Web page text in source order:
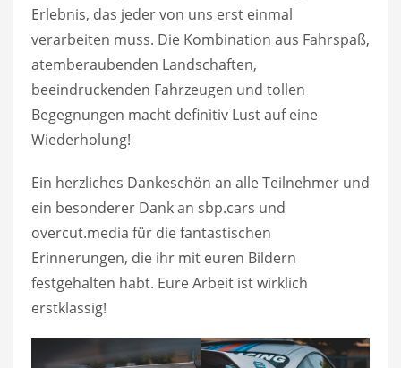
Erlebnis, das jeder von uns erst einmal
verarbeiten muss. Die Kombination aus Fahrspaß,
atemberaubenden Landschaften,
beeindruckenden Fahrzeugen und tollen
Begegnungen macht definitiv Lust auf eine
Wiederholung!
Ein herzliches Dankeschön an alle Teilnehmer und
ein besonderer Dank an sbp.cars und
overcut.media für die fantastischen
Erinnerungen, die ihr mit euren Bildern
festgehalten habt. Eure Arbeit ist wirklich
erstklassig!